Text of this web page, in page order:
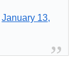
January 13,